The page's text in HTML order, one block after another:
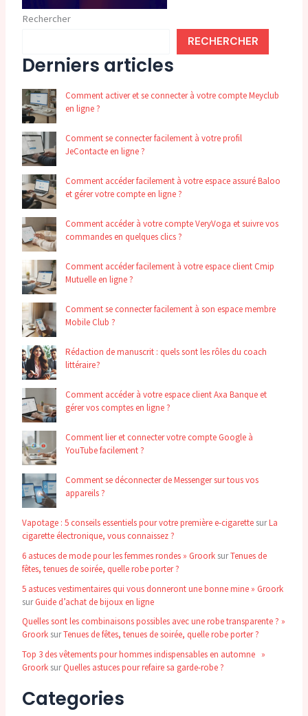
Rechercher
RECHERCHER
Derniers articles
Comment activer et se connecter à votre compte Meyclub
en ligne ?
Comment se connecter facilement à votre profil
JeContacte en ligne ?
Comment accéder facilement à votre espace assuré Baloo
et gérer votre compte en ligne ?
Comment accéder à votre compte VeryVoga et suivre vos
commandes en quelques clics ?
Comment accéder facilement à votre espace client Cmip
Mutuelle en ligne ?
Comment se connecter facilement à son espace membre
Mobile Club ?
Rédaction de manuscrit : quels sont les rôles du coach
littéraire ?
Comment accéder à votre espace client Axa Banque et
gérer vos comptes en ligne ?
Comment lier et connecter votre compte Google à
YouTube facilement ?
Comment se déconnecter de Messenger sur tous vos
appareils ?
Vapotage : 5 conseils essentiels pour votre première e-cigarette surLa
cigarette électronique, vous connaissez ?
6 astuces de mode pour les femmes rondes » Groork surTenues de
fêtes, tenues de soirée, quelle robe porter ?
5 astuces vestimentaires qui vous donneront une bonne mine » Groork
surGuide d’achat de bijoux en ligne
Quelles sont les combinaisons possibles avec une robe transparente ? »
Groork surTenues de fêtes, tenues de soirée, quelle robe porter ?
Top 3 des vêtements pour hommes indispensables en automne »
Groork surQuelles astuces pour refaire sa garde-robe ?
Categories